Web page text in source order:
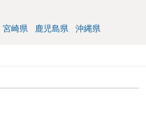
宮崎県 鹿児島県 沖縄県